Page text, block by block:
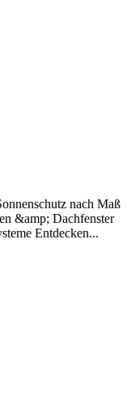
nach Maß
&amp; Dachfenster
Entdecken...